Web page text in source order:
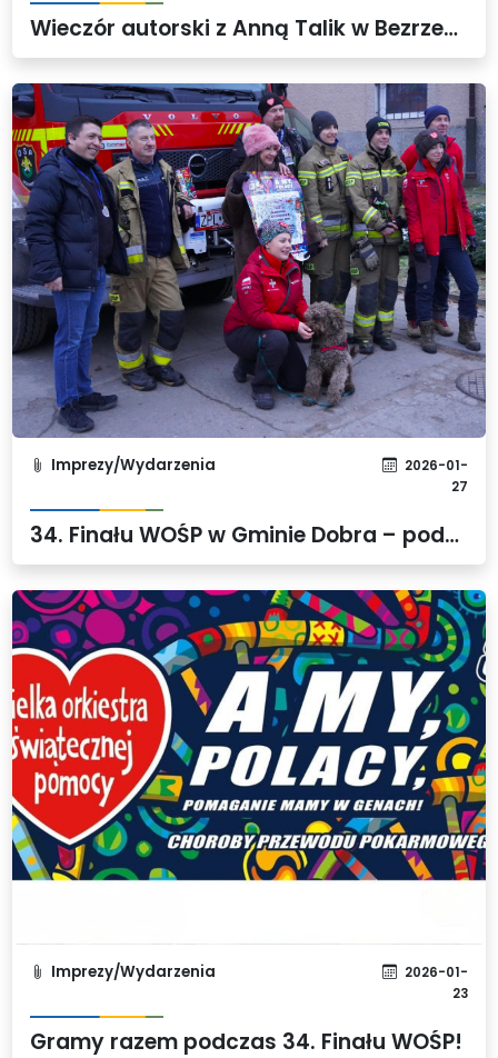
Wieczór autorski z Anną Talik w Bezrzeczu
Imprezy/Wydarzenia
2026-01-
27
34. Finału WOŚP w Gminie Dobra – podsumowanie
Imprezy/Wydarzenia
2026-01-
23
Gramy razem podczas 34. Finału WOŚP!